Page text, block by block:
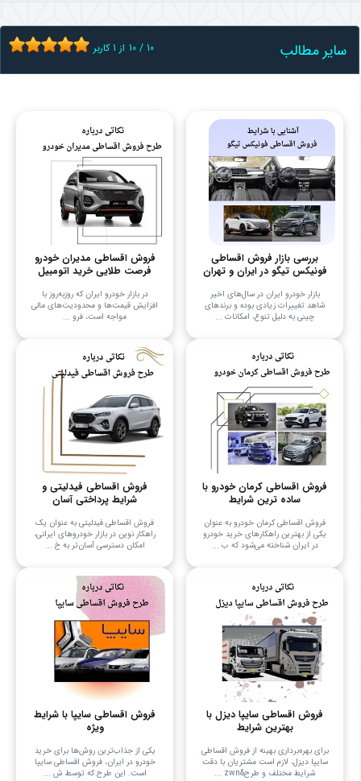
سایر مطالب 10 / 10 از 1کاربر
بررسی بازار فروش اقساطی
فونیکس تیگو در ایران و تهران
بازار خودرو ایران در سال‌های اخیر
شاهد تغییرات زیادی بوده و برندهای
چینی به دلیل تنوع، امکانات ...
فروش اقساطی مدیران خودرو
فرصت طلایی خرید اتومبیل
در بازار خودرو ایران که روزبه‌روز با
افزایش قیمت‌ها و محدودیت‌های مالی
مواجه است، فرو ...
فروش اقساطی کرمان خودرو با
ساده ترین شرایط
فروش اقساطی کرمان خودرو به عنوان
یکی از بهترین راهکارهای خرید خودرو
در ایران شناخته می‌شود که ب ...
فروش اقساطی فیدلیتی و
شرایط پرداختی آسان
فروش اقساطی فیدلیتی به عنوان یک
راهکار نوین در بازار خودروهای ایرانی،
امکان دسترسی آسان‌تر به خ ...
فروش اقساطی سایپا دیزل با
بهترین شرایط
برای بهره‌برداری بهینه از فروش اقساطی
سایپا دیزل، لازم است مشتریان با دقت
شرایط مختلف و طرح&zwn ...
فروش اقساطی سایپا با شرایط
ویژه
یکی از جذاب‌ترین روش‌ها برای خرید
خودرو در ایران، فروش اقساطی سایپا
است. این طرح که توسط ش ...